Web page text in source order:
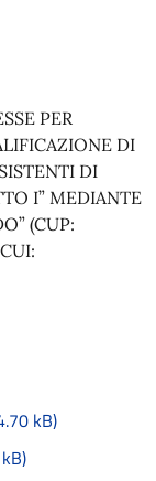
PER
DI
DI
I” MEDIANTE
(CUP:
kB)